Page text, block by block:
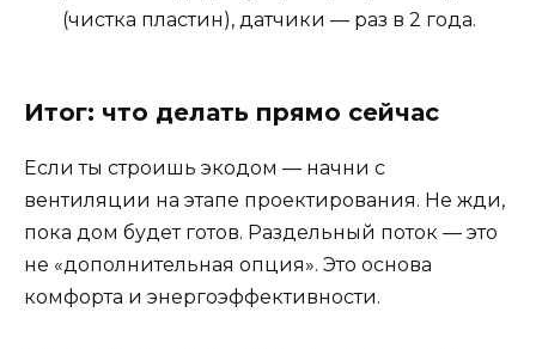
(чистка пластин), датчики — раз в 2 года.
Итог: что делать прямо сейчас
Если ты строишь экодом — начни с
вентиляции на этапе проектирования. Не жди,
пока дом будет готов. Раздельный поток — это
не «дополнительная опция». Это основа
комфорта и энергоэффективности.